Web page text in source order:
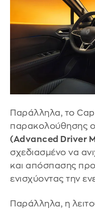
Παράλληλα, το
παρακολούθησης
(Advanced Driver
σχεδιασμένο να
και απόσπασης
ενισχύοντας την
Παράλληλα, η